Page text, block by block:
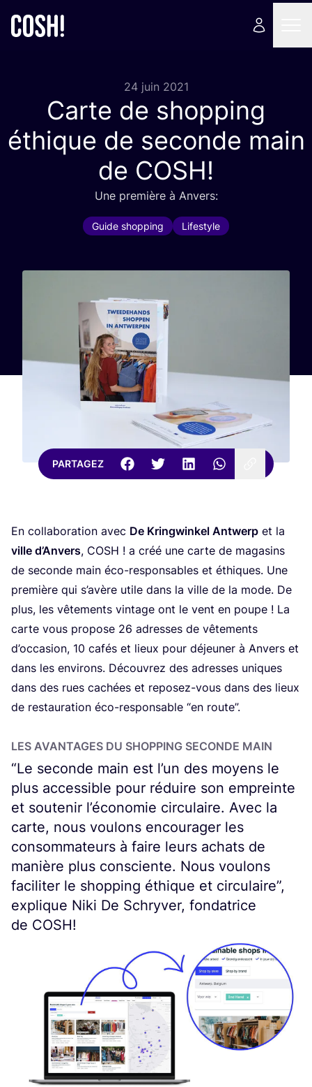
24 juin 2021
Carte de shopping
éthique de seconde main
de COSH!
Une pre­mière à Anvers:
Guide shopping Lifestyle
PARTAGEZ
En col­la­bo­ra­tion avec De Kring­win­kel Ant­werp et la
ville d’An­vers, COSH ! a créé une carte de maga­sins
de seconde main éco-res­pon­sables et éthiques. Une
pre­mière qui s’a­vère utile dans la ville de la mode. De
plus, les vête­ments vin­tage ont le vent en poupe ! La
carte vous pro­pose 26 adresses de vête­ments
d’oc­ca­sion, 10 cafés et lieux pour déjeu­ner à Anvers et
dans les envi­rons. Décou­vrez des adresses uniques
dans des rues cachées et repo­sez-vous dans des lieux
de res­tau­ra­tion éco-res­pon­sable “en route”.
LES AVAN­TAGES DU SHOP­PING SECONDE MAIN
“Le seconde main est l’un des moyens le
plus accessible pour réduire son empreinte
et soutenir l’économie circulaire. Avec la
carte, nous voulons encourager les
consommateurs à faire leurs achats de
manière plus consciente. Nous voulons
faciliter le shopping éthique et circulaire”,
explique Niki De Schryver, fondatrice
de COSH!